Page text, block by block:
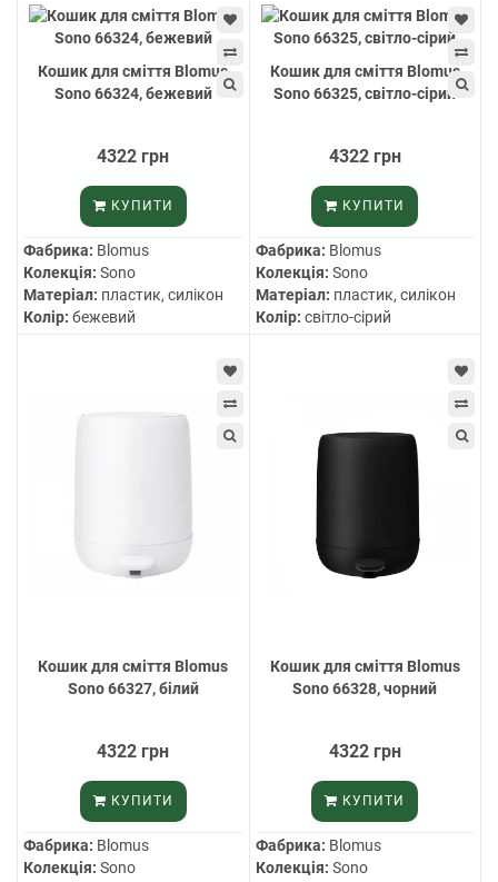
Кошик для сміття Blomus
Sono 66324, бежевий
4322 грн
КУПИТИ
Фабрика: Blomus
Колекція: Sono
Матеріал: пластик, силікон
Колір: бежевий
Кошик для сміття Blomus
Sono 66325, світло-сірий
4322 грн
КУПИТИ
Фабрика: Blomus
Колекція: Sono
Матеріал: пластик, силікон
Колір: світло-сірий
Кошик для сміття Blomus
Sono 66327, білий
4322 грн
КУПИТИ
Фабрика: Blomus
Колекція: Sono
Кошик для сміття Blomus
Sono 66328, чорний
4322 грн
КУПИТИ
Фабрика: Blomus
Колекція: Sono